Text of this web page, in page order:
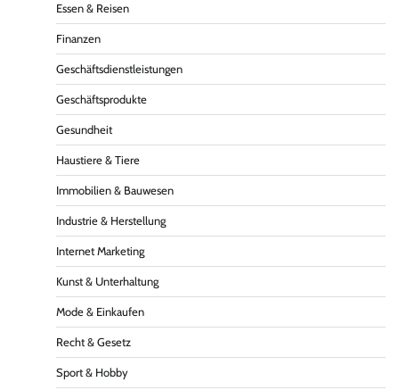
Essen & Reisen
Finanzen
Geschäftsdienstleistungen
Geschäftsprodukte
Gesundheit
Haustiere & Tiere
Immobilien & Bauwesen
Industrie & Herstellung
Internet Marketing
Kunst & Unterhaltung
Mode & Einkaufen
Recht & Gesetz
Sport & Hobby